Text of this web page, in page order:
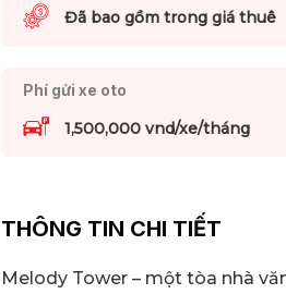
Đã bao gồm trong giá thuê
Phí gửi xe oto
1,500,000 vnd/xe/tháng
THÔNG TIN CHI TIẾT
Melody Tower – một tòa nhà